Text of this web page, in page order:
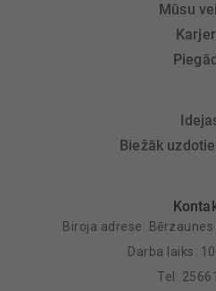
Mūsu
Biežāk
Biroja adrese:
Darba laiks:
Tel: